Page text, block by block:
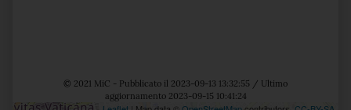
© 2021 MiC - Pubblicato il 2023-09-13 13:32:55 / Ultimo
aggiornamento 2023-09-15 10:41:24